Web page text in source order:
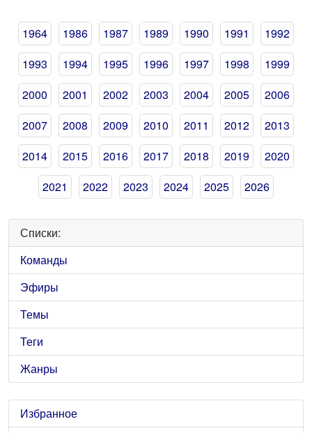
1964 1986 1987 1989 1990 1991
1992
1993
1994 1995 1996 1997 1998
1999
2000
2001 2002 2003 2004 2005
2006
2007
2008 2009 2010 2011 2012
2013
2014
2015 2016 2017 2018 2019
2020
2021
2022 2023 2024 2025 2026
Списки:
Команды
Эфиры
Темы
Теги
Жанры
Избранное